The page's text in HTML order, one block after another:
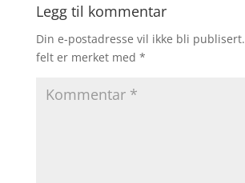
Legg til kommentar
Din e-postadresse vil ikke bli publisert.
felt er merket med *